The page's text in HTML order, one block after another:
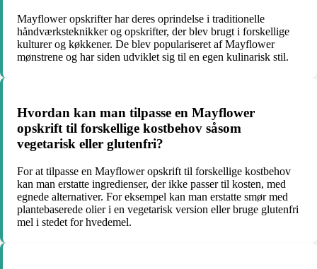
Mayflower opskrifter har deres oprindelse i traditionelle
håndværksteknikker og opskrifter, der blev brugt i forskellige
kulturer og køkkener. De blev populariseret af Mayflower
mønstrene og har siden udviklet sig til en egen kulinarisk stil.
Hvordan kan man tilpasse en Mayflower
opskrift til forskellige kostbehov såsom
vegetarisk eller glutenfri?
For at tilpasse en Mayflower opskrift til forskellige kostbehov
kan man erstatte ingredienser, der ikke passer til kosten, med
egnede alternativer. For eksempel kan man erstatte smør med
plantebaserede olier i en vegetarisk version eller bruge glutenfri
mel i stedet for hvedemel.